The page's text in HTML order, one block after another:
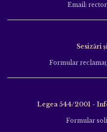
Email:
Sesizări
Formular
Legea 544/2001 -
Formular